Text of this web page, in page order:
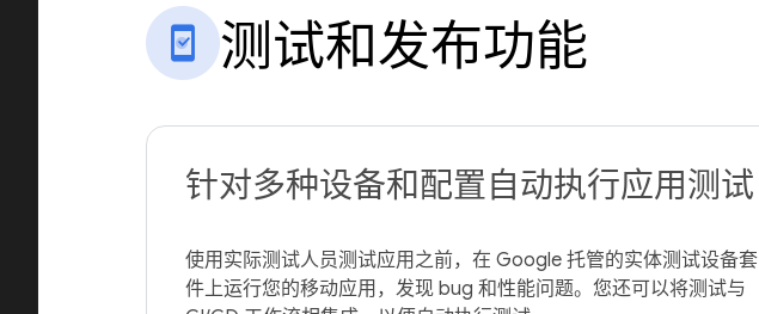
测试和发布功能
针对多种设备和配置自动执行应用测试
使用实际测试人员测试应用之前，在 Google 托管的实体测试设备套
件上运行您的移动应用，发现 bug 和性能问题。您还可以将测试与